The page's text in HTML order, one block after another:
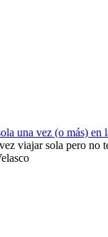
una vez (o más) en
viajar sola pero no